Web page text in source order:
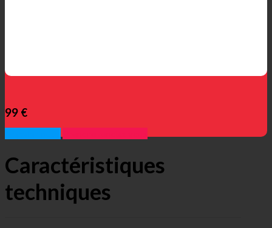
99 €
Caractéristiques
techniques